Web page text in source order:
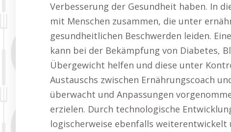
Verbesserung der Gesundheit haben. In
mit Menschen zusammen, die unter
gesundheitlichen Beschwerden leiden.
kann bei der Bekämpfung von Diabetes,
Übergewicht helfen und diese unter
Austauschs zwischen Ernährungscoach
überwacht und Anpassungen
erzielen. Durch technologische
logischerweise ebenfalls weiterentwickelt